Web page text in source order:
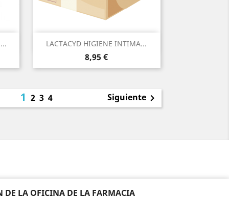
LACTACYD HIGIENE INTIMA...
Precio
8,95 €
Vista rápida
1234 Siguiente
LA OFICINA DE LA FARMACIA